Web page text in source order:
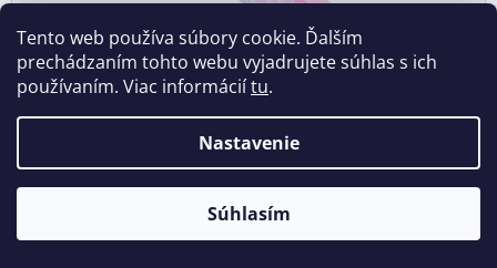
Tento web používa súbory cookie. Ďalším
prechádzaním tohto webu vyjadrujete súhlas s ich
používaním. Viac informáciítu.
Nastavenie
Súhlasím
100% EZ Kanekalon Trblietavý 3-32